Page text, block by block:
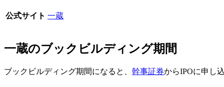
公式サイト 一蔵
一蔵のブックビルディング期間
ブックビルディング期間になると、 幹事証券からIPOに申し